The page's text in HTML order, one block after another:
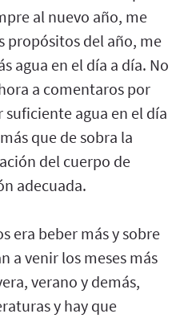
al nuevo año, me
propósitos del año, me
agua en el día a día. No
a comentaros por
agua en el día
que de sobra la
del cuerpo de
adecuada.
era beber más y sobre
a venir los meses más
verano y demás,
y hay que